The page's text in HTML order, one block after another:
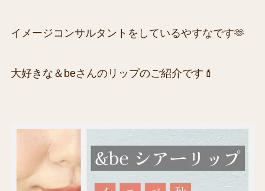
イメージコンサルタントをしているやすなです🫶
大好きな＆beさんのリップのご紹介です💄